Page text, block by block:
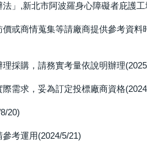
」,新北市阿波羅身心障礙者庇護
或商情蒐集等請廠商提供參考資料
採購，請務實考量依說明辦理
需求，妥為訂定投標廠商資格
20)
考運用(2024/5/21)